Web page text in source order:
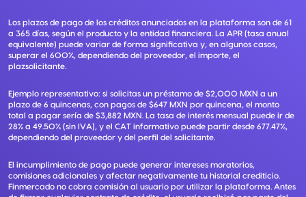
Los plazos de pago de los créditos anunciados en la plataforma son de 61
a 365 días, según el producto y la entidad financiera. La APR (tasa anual
equivalente) puede variar de forma significativa y, en algunos casos,
superar el 600%, dependiendo del proveedor, el importe, el
plazsolicitante.
Ejemplo representativo: si solicitas un préstamo de $2,000 MXN a un
plazo de 6 quincenas, con pagos de $647 MXN por quincena, el monto
total a pagar sería de $3,882 MXN. La tasa de interés mensual puede ir de
28% a 49.50% (sin IVA), y el CAT informativo puede partir desde 677.47%,
dependiendo del proveedor y del perfil del solicitante.
El incumplimiento de pago puede generar intereses moratorios,
comisiones adicionales y afectar negativamente tu historial crediticio.
Finmercado no cobra comisión al usuario por utilizar la plataforma. Antes